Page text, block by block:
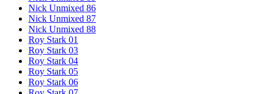
Nick Unmixed 86
Nick Unmixed 87
Nick Unmixed 88
Roy Stark 01
Roy Stark 03
Roy Stark 04
Roy Stark 05
Roy Stark 06